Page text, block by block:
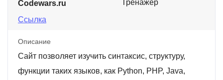
Codewars.ru
Ссылка
Тренажер
Описание
Сайт позволяет изучить синтаксис, структуру,
функции таких языков, как Python, PHP, Java,